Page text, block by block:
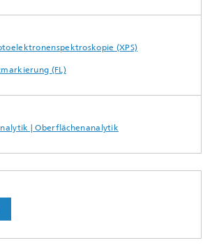
(XPS)
(FL)
| Oberflächenanalytik